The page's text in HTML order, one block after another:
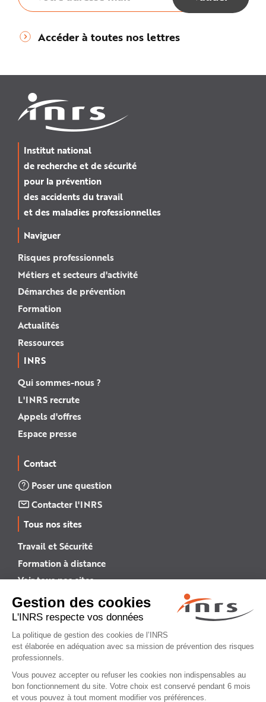
Accéder à toutes nos lettres
Institut national
de recherche et de sécurité
pour la prévention
des accidents du travail
et des maladies professionnelles
Naviguer
Risques professionnels
Métiers et secteurs d'activité
Démarches de prévention
Formation
Actualités
Ressources
INRS
Qui sommes-nous ?
L'INRS recrute
Appels d'offres
Espace presse
Contact
Poser une question
Contacter l'INRS
Tous nos sites
Travail et Sécurité
Formation à distance
Voir tous nos sites →
INRS English
INRS (english version)
Plan du site